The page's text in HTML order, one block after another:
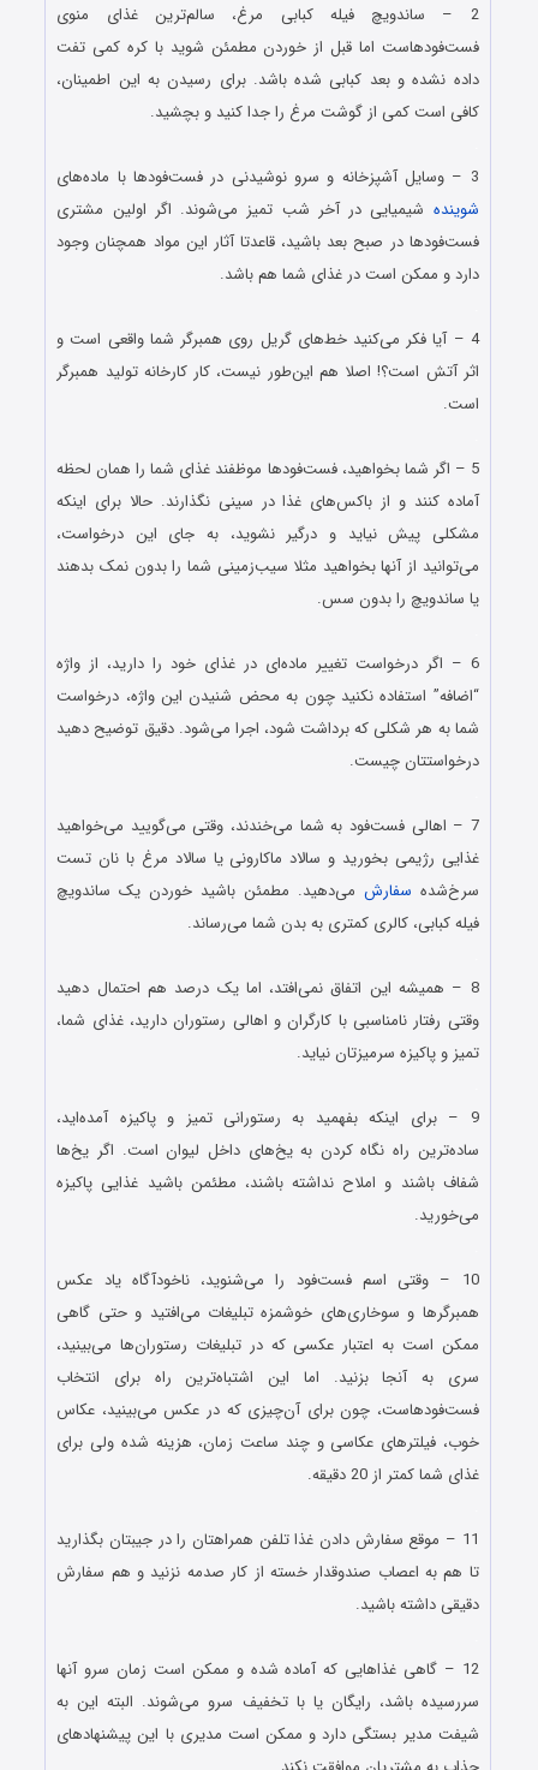
2 – ساندویچ فیله کبابی مرغ، سالم‌ترین غذای منوی
فست‌فودهاست اما قبل از خوردن مطمئن شوید با کره کمی تفت
داده نشده و بعد کبابی شده باشد. برای رسیدن به این اطمینان،
کافی است کمی از گوشت مرغ را جدا کنید و بچشید.
3 – وسایل آشپزخانه و سرو نوشیدنی در فست‌فودها با ماده‌های
شوینده شیمیایی در آخر شب تمیز می‌شوند. اگر اولین مشتری
فست‌فودها در صبح بعد باشید، قاعدتا آثار این مواد همچنان وجود
دارد و ممکن است در غذای شما هم باشد.
4 – آیا فکر می‌کنید خط‌های گریل روی همبرگر شما واقعی است و
اثر آتش است؟! اصلا هم این‌طور نیست، کار کارخانه تولید همبرگر
است.
5 – اگر شما بخواهید، فست‌فودها موظفند غذای شما را همان لحظه
آماده کنند و از باکس‌های غذا در سینی نگذارند. حالا برای اینکه
مشکلی پیش نیاید و درگیر نشوید، به جای این درخواست،
می‌توانید از آنها بخواهید مثلا سیب‌زمینی شما را بدون نمک بدهند
یا ساندویچ را بدون سس.
6 – اگر درخواست تغییر ماده‌ای در غذای خود را دارید، از واژه
“اضافه” استفاده نکنید چون به محض شنیدن این واژه‌، درخواست
شما به هر شکلی که برداشت شود، اجرا می‌شود. دقیق توضیح دهید
درخواستتان چیست.
7 – اهالی فست‌فود به شما می‌خندند، وقتی می‌گویید می‌خواهید
غذایی رژیمی بخورید و سالاد ماکارونی یا سالاد مرغ با نان تست
سرخ‌شده سفارش می‌دهید. مطمئن باشید خوردن یک ساندویچ
فیله کبابی، کالری کمتری به بدن شما می‌رساند.
8 – همیشه این اتفاق نمی‌افتد، اما یک درصد هم احتمال دهید
وقتی رفتار نامناسبی با کارگران و اهالی رستوران دارید، غذای شما،
تمیز و پاکیزه سرمیزتان نیاید.
9 – برای اینکه بفهمید به رستورانی تمیز و پاکیزه آمده‌اید،
ساده‌ترین راه نگاه کردن به یخ‌های داخل لیوان است. اگر یخ‌ها
شفاف باشند و املاح نداشته باشند، مطئمن باشید غذایی پاکیزه
می‌خورید.
10 – وقتی اسم فست‌فود را می‌شنوید، ناخودآگاه یاد عکس‌
همبرگرها و سوخاری‌های خوشمزه تبلیغات می‌افتید و حتی گاهی
ممکن است به اعتبار عکسی که در تبلیغات رستوران‌ها می‌بینید،
سری به آنجا بزنید. اما این اشتباه‌ترین راه برای انتخاب
فست‌فودهاست، چون برای آن‌چیزی که در عکس می‌بینید، عکاس
خوب، فیلترهای عکاسی و چند ساعت زمان، هزینه شده ولی برای
غذای شما کمتر از 20 دقیقه.
11 – موقع سفارش دادن غذا تلفن همراهتان را در جیبتان بگذارید
تا هم به اعصاب صندوقدار خسته از کار صدمه نزنید و هم سفارش
دقیقی داشته باشید.
12 – گاهی غذاهایی که آماده شده و ممکن است زمان سرو آنها
سررسیده باشد، رایگان یا با تخفیف سرو می‌شوند. البته این به
شیفت مدیر بستگی دارد و ممکن است مدیری با این پیشنهادهای